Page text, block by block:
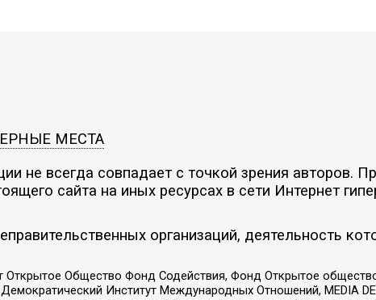
МЕСТА
не всегда совпадает с точкой зрения авторов.
сайта на иных ресурсах в сети Интернет
организаций, деятельность
Общество Фонд Содействия, Фонд Открытое
Институт Международных Отношений, MEDIA